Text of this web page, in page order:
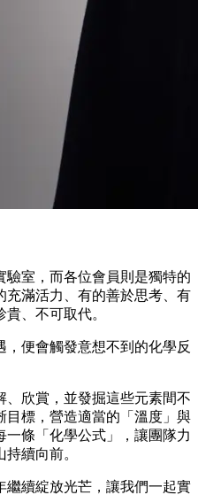
驗室，而各位會員則是獨特的
充滿活力、有的善於思考、有
、不可取代。
便會觸發意想不到的化學反
欣賞，並發掘這些元素間不
目標，營造適當的「溫度」與
一條「化學公式」，讓團隊力
續向前。
繼續綻放光芒，讓我們一起實